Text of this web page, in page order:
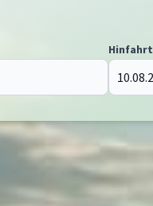
Hinfahrt